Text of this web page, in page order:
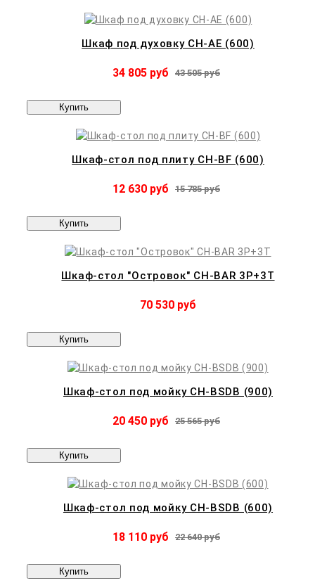
Шкаф под духовку CH-AE (600)
34 805 руб 43 505 руб
Купить
Шкаф-стол под плиту CH-BF (600)
12 630 руб 15 785 руб
Купить
Шкаф-стол "Островок" CH-BAR 3P+3T
70 530 руб
Купить
Шкаф-стол под мойку CH-BSDB (900)
20 450 руб 25 565 руб
Купить
Шкаф-стол под мойку CH-BSDB (600)
18 110 руб 22 640 руб
Купить